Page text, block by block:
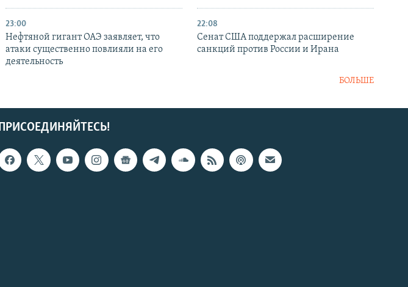
23:00
Нефтяной гигант ОАЭ заявляет, что
атаки существенно повлияли на его
деятельность
22:08
Сенат США поддержал расширение
санкций против России и Ирана
БОЛЬШЕ
ПРИСОЕДИНЯЙТЕСЬ!